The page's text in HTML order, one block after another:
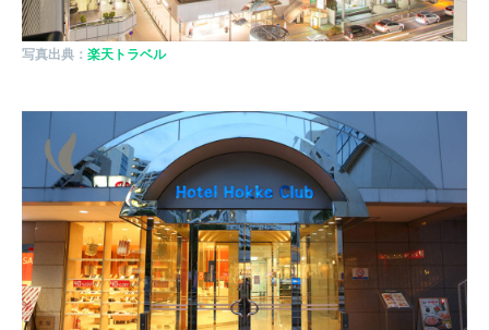
写真出典： 楽天トラベル